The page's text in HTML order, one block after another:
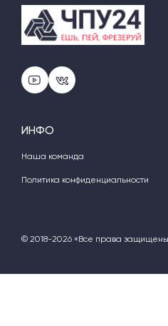
ИНФО
Наша команда
Политика конфиденциальности
© 2018-2026 «Все права